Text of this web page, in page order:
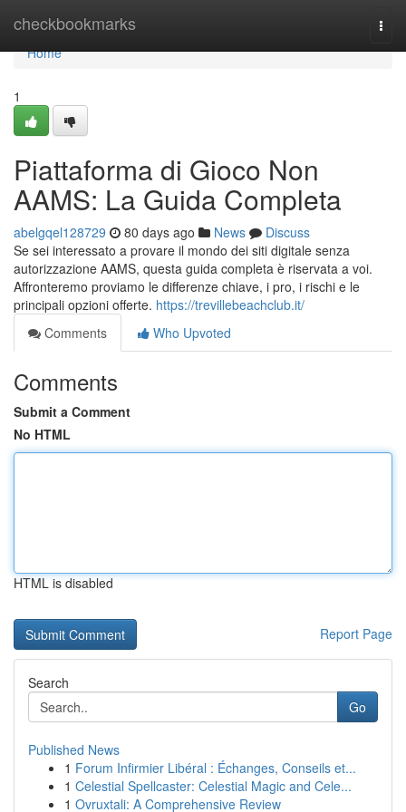
checkbookmarks
Home
Home
1
Piattaforma di Gioco Non
AAMS: La Guida Completa
abelgqel128729 80 days ago News
Discuss
Se sei interessato a provare il mondo dei siti digitale senza
autorizzazione AAMS, questa guida completa è riservata a voi.
Affronteremo proviamo le differenze chiave, i pro, i rischi e le
principali opzioni offerte. https://trevillebeachclub.it/
Comments
Who Upvoted
Comments
Submit a Comment
No HTML
HTML is disabled
Report Page
Search
Go
Published News
1 Forum Infirmier Libéral : Échanges, Conseils et...
1 Celestial Spellcaster: Celestial Magic and Cele...
1 Ovruxtali: A Comprehensive Review